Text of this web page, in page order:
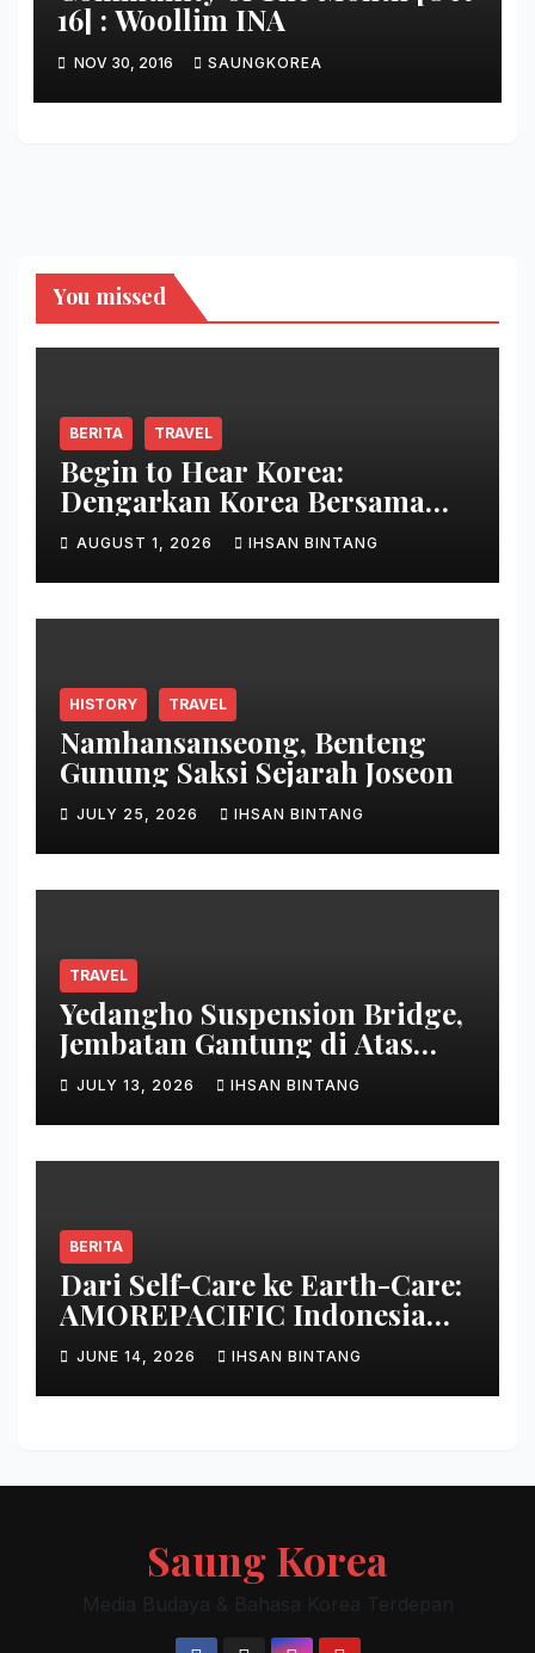
16] : Woollim INA
NOV 30, 2016 SAUNGKOREA
You missed
BERITA TRAVEL
Begin to Hear Korea:
Dengarkan Korea Bersama
Park Bo Gum
AUGUST 1, 2026 IHSAN BINTANG
HISTORY TRAVEL
Namhansanseong, Benteng
Gunung Saksi Sejarah Joseon
JULY 25, 2026 IHSAN BINTANG
TRAVEL
Yedangho Suspension Bridge,
Jembatan Gantung di Atas
Danau
JULY 13, 2026 IHSAN BINTANG
BERITA
Dari Self-Care ke Earth-Care:
AMOREPACIFIC Indonesia
Ciptakan Gerakan
Keberlanjutan Baru di Bali
JUNE 14, 2026 IHSAN BINTANG
Saung Korea
Media Budaya & Bahasa Korea Terdepan